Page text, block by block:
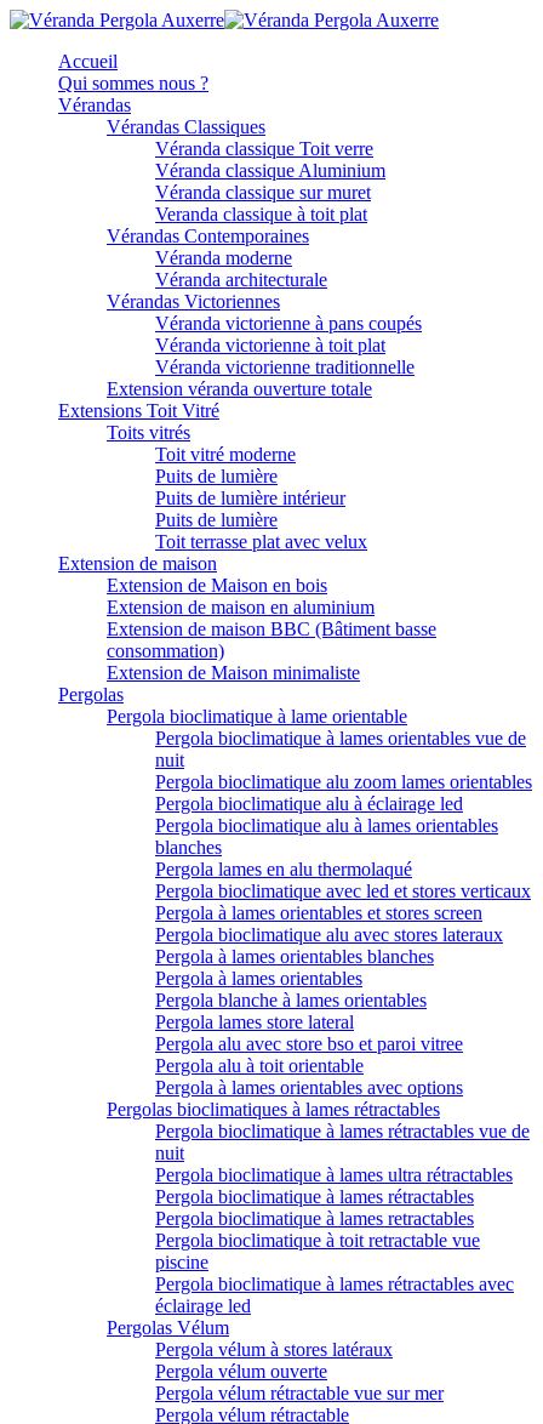
Accueil
Qui sommes nous ?
Vérandas
Vérandas Classiques
Véranda classique Toit verre
Véranda classique Aluminium
Véranda classique sur muret
Veranda classique à toit plat
Vérandas Contemporaines
Véranda moderne
Véranda architecturale
Vérandas Victoriennes
Véranda victorienne à pans coupés
Véranda victorienne à toit plat
Véranda victorienne traditionnelle
Extension véranda ouverture totale
Extensions Toit Vitré
Toits vitrés
Toit vitré moderne
Puits de lumière
Puits de lumière intérieur
Puits de lumière
Toit terrasse plat avec velux
Extension de maison
Extension de Maison en bois
Extension de maison en aluminium
Extension de maison BBC (Bâtiment basse
consommation)
Extension de Maison minimaliste
Pergolas
Pergola bioclimatique à lame orientable
Pergola bioclimatique à lames orientables vue de
nuit
Pergola bioclimatique alu zoom lames orientables
Pergola bioclimatique alu à éclairage led
Pergola bioclimatique alu à lames orientables
blanches
Pergola lames en alu thermolaqué
Pergola bioclimatique avec led et stores verticaux
Pergola à lames orientables et stores screen
Pergola bioclimatique alu avec stores lateraux
Pergola à lames orientables blanches
Pergola à lames orientables
Pergola blanche à lames orientables
Pergola lames store lateral
Pergola alu avec store bso et paroi vitree
Pergola alu à toit orientable
Pergola à lames orientables avec options
Pergolas bioclimatiques à lames rétractables
Pergola bioclimatique à lames rétractables vue de
nuit
Pergola bioclimatique à lames ultra rétractables
Pergola bioclimatique à lames rétractables
Pergola bioclimatique à lames retractables
Pergola bioclimatique à toit retractable vue
piscine
Pergola bioclimatique à lames rétractables avec
éclairage led
Pergolas Vélum
Pergola vélum à stores latéraux
Pergola vélum ouverte
Pergola vélum rétractable vue sur mer
Pergola vélum rétractable